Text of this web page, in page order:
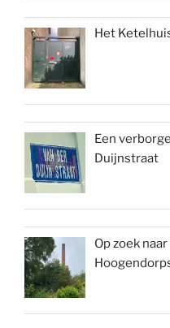
Het
Een
Duijnstraat
Op zoek